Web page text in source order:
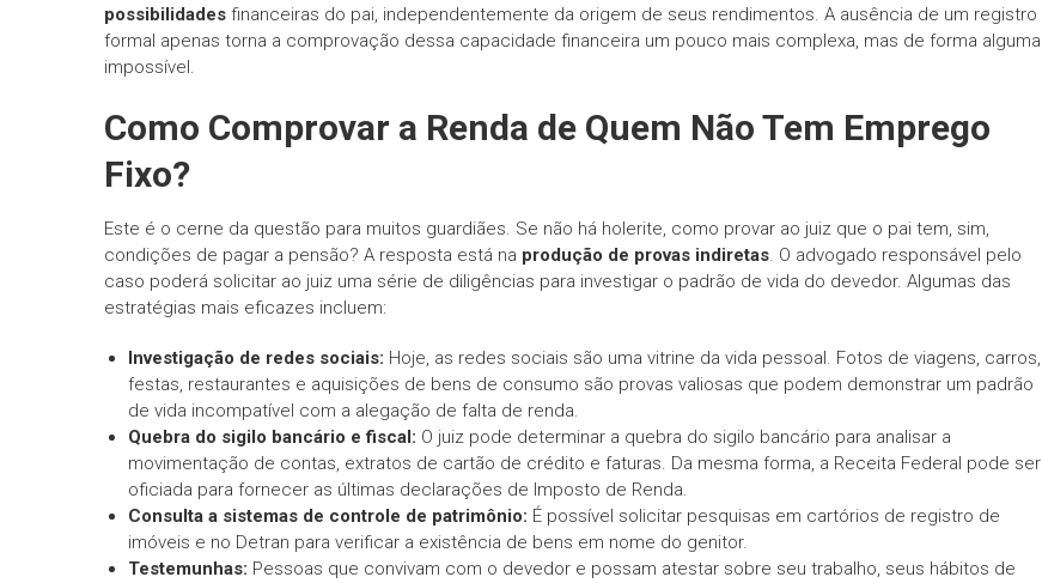
possibilidades financeiras do pai, independentemente da origem de seus rendimentos. A ausência de um registro
formal apenas torna a comprovação dessa capacidade financeira um pouco mais complexa, mas de forma alguma
impossível.
Como Comprovar a Renda de Quem Não Tem Emprego
Fixo?
Este é o cerne da questão para muitos guardiães. Se não há holerite, como provar ao juiz que o pai tem, sim,
condições de pagar a pensão? A resposta está na produção de provas indiretas. O advogado responsável pelo
caso poderá solicitar ao juiz uma série de diligências para investigar o padrão de vida do devedor. Algumas das
estratégias mais eficazes incluem:
Investigação de redes sociais: Hoje, as redes sociais são uma vitrine da vida pessoal. Fotos de viagens, carros,
festas, restaurantes e aquisições de bens de consumo são provas valiosas que podem demonstrar um padrão
de vida incompatível com a alegação de falta de renda.
Quebra do sigilo bancário e fiscal: O juiz pode determinar a quebra do sigilo bancário para analisar a
movimentação de contas, extratos de cartão de crédito e faturas. Da mesma forma, a Receita Federal pode ser
oficiada para fornecer as últimas declarações de Imposto de Renda.
Consulta a sistemas de controle de patrimônio: É possível solicitar pesquisas em cartórios de registro de
imóveis e no Detran para verificar a existência de bens em nome do genitor.
Testemunhas: Pessoas que convivam com o devedor e possam atestar sobre seu trabalho, seus hábitos de